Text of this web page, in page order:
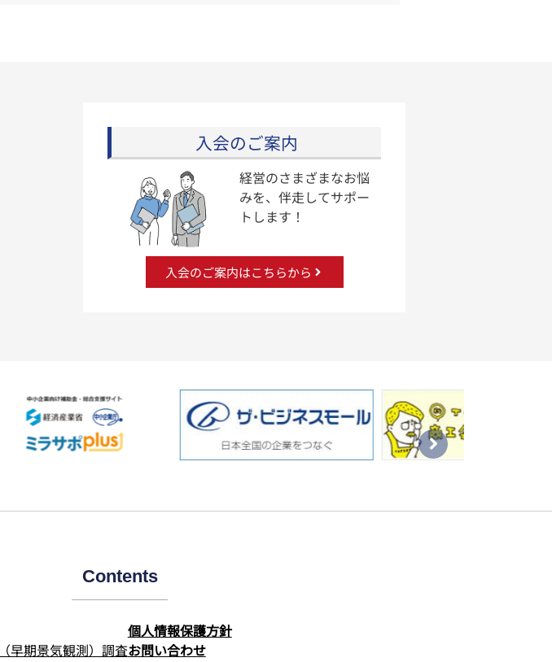
入会のご案内
経営のさまざまなお悩
みを、伴走してサポー
トします！
入会のご案内はこちらから
Contents
早期景気観測）調査
個人情報保護方針
お問い合わせ